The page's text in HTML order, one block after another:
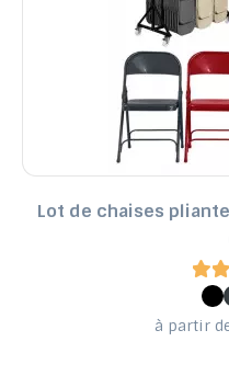
Lot de chaises
à partir